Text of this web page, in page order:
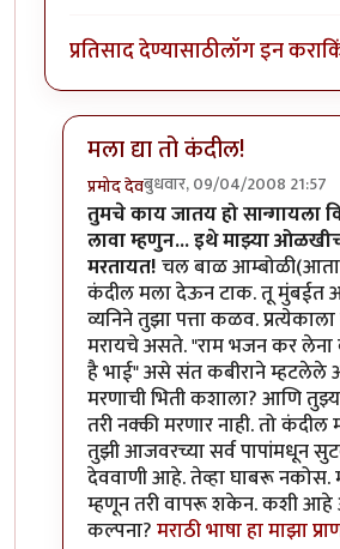
प्रतिसाद देण्यासाठीलॉग इन करा
मला द्या तो कंदील!
प्रमोद देवबुधवार, 09/04/2008 21:57
In reply toचिमित्कारbyआंबोळी
तुमचे काय जातय हो सान्गायला
लावा म्हणुन... इथे माझ्या
मरतायत!चल बाळ आम्बोळी(आता
कंदील मला देऊन टाक. तू मुंबईत
व्यनिने तुझा पत्ता कळव.
मरायचे असते. "राम भजन कर लेना
है भाई" असे संत कबीराने म्हटलेले
मरणाची भिती कशाला? आणि
तरी नक्की मरणार नाही. तो
तुझी आजवरच्या सर्व पापांमधून
देववाणी आहे. तेव्हा घाबरू नकोस.
म्हणून तरी वापरू शकेन. कशी आहे
कल्पना?मराठी भाषा हा माझा